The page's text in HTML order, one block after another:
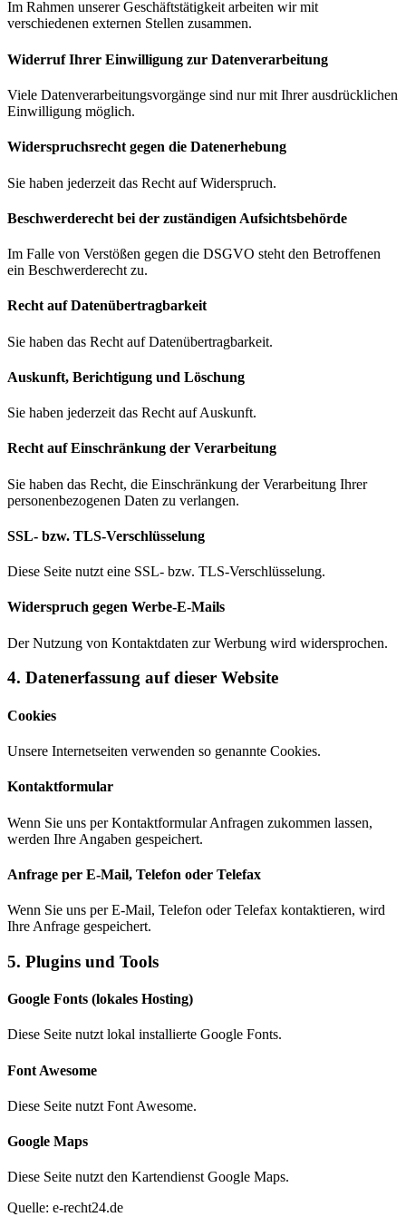
Im Rahmen unserer Geschäftstätigkeit arbeiten wir mit
verschiedenen externen Stellen zusammen.
Widerruf Ihrer Einwilligung zur Datenverarbeitung
Viele Datenverarbeitungsvorgänge sind nur mit Ihrer ausdrücklichen
Einwilligung möglich.
Widerspruchsrecht gegen die Datenerhebung
Sie haben jederzeit das Recht auf Widerspruch.
Beschwerde­recht bei der zuständigen Aufsichts­behörde
Im Falle von Verstößen gegen die DSGVO steht den Betroffenen
ein Beschwerderecht zu.
Recht auf Daten­übertrag­barkeit
Sie haben das Recht auf Datenübertragbarkeit.
Auskunft, Berichtigung und Löschung
Sie haben jederzeit das Recht auf Auskunft.
Recht auf Einschränkung der Verarbeitung
Sie haben das Recht, die Einschränkung der Verarbeitung Ihrer
personenbezogenen Daten zu verlangen.
SSL- bzw. TLS-Verschlüsselung
Diese Seite nutzt eine SSL- bzw. TLS-Verschlüsselung.
Widerspruch gegen Werbe-E-Mails
Der Nutzung von Kontaktdaten zur Werbung wird widersprochen.
4. Datenerfassung auf dieser Website
Cookies
Unsere Internetseiten verwenden so genannte Cookies.
Kontaktformular
Wenn Sie uns per Kontaktformular Anfragen zukommen lassen,
werden Ihre Angaben gespeichert.
Anfrage per E-Mail, Telefon oder Telefax
Wenn Sie uns per E-Mail, Telefon oder Telefax kontaktieren, wird
Ihre Anfrage gespeichert.
5. Plugins und Tools
Google Fonts (lokales Hosting)
Diese Seite nutzt lokal installierte Google Fonts.
Font Awesome
Diese Seite nutzt Font Awesome.
Google Maps
Diese Seite nutzt den Kartendienst Google Maps.
Quelle: e-recht24.de